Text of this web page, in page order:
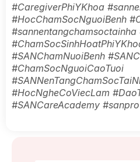
#CaregiverPhiYKhoa
#HocChamSocNguoiBenh
#SANChamNuoiBenh
#ChamSocNguoiCaoTuoi
#HocNgheCoViecLam
#SANCareAcademy #sanpro